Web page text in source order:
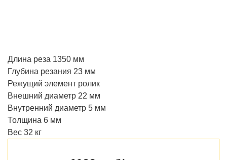
Длина реза 1350 мм
Глубина резания 23 мм
Режущий элемент ролик
Внешний диаметр 22 мм
Внутренний диаметр 5 мм
Толщина 6 мм
Вес 32 кг